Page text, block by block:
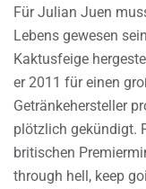
Für Julian Juen
Lebens gewesen
Kaktusfeige
er 2011 für einen
Getränkehersteller
plötzlich gekündigt.
britischen
through hell, keep